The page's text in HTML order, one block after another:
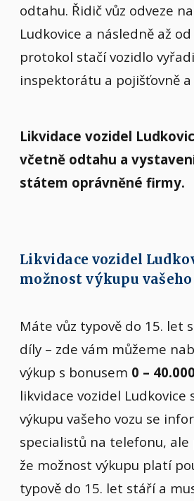
odtahu. Řidič vůz odveze
Ludkovice a následně až
protokol stačí vozidlo
inspektorátu a pojišťovně
Likvidace vozidel
včetně odtahu a
státem oprávněné firmy.
Likvidace vozidel
možnost výkupu vašeho
Máte vůz typově do 15. let
díly – zde vám můžeme
výkup s bonusem 0 –
likvidace vozidel Ludkovice
výkupu vašeho vozu se
specialistů na telefonu,
že možnost výkupu platí
typově do 15. let stáří a